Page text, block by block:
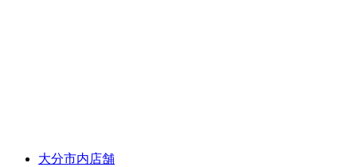
大分市内店舗